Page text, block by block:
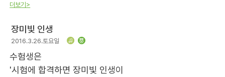
더보기>
장미빛 인생
2016.3.26.토요일
수험생은
'시험에 합격하면 장미빛 인생이